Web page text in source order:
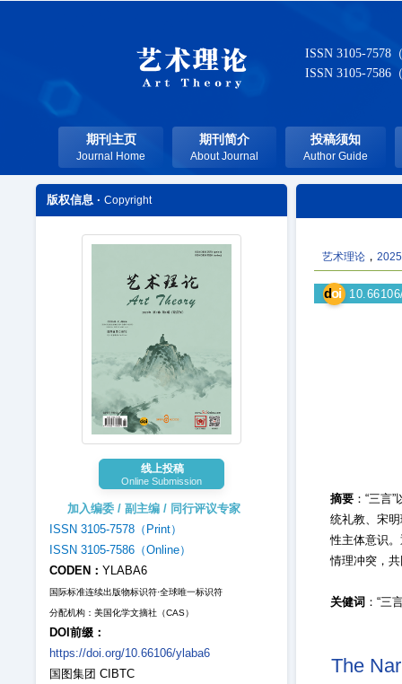
ISSN 3105-7578
ISSN 3105-7586
期刊主页
Journal Home
期刊简介
About Journal
投稿须知
Author Guide
版权信息 · Copyright
线上投稿
Online Submission
加入编委 / 副主编 / 同行评议专家
ISSN 3105-7578（Print）
ISSN 3105-7586（Online）
CODEN： YLABA6
国际标准连续出版物标识符·全球唯一标识符
分配机构：美国化学文摘社（CAS）
DOI前缀：
https://doi.org/10.66106/ylaba6
国图集团 CIBTC
艺术理论，
doi
摘要：“三言
统礼教、宋
性主体意识
情理冲突，
关健词 ：“三
The